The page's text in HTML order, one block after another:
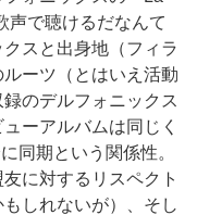
声で聴けるだなんて
スと出身地（フィラ
ーツ（とはいえ活動
のデルフォニックス
ーアルバムは同じく
同期という関係性。
に対するリスペクト
しれないが）、そし